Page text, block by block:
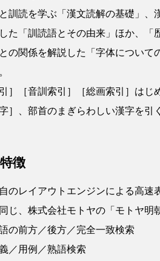
訓読を学ぶ「漢文読解の基礎」
た「訓読語とその由来」ほか、
の関係を解説した「字体につい
引］［音訓索引］［総画索引］は
］、部首のまぎらわしい漢字を
徴
のレイアウトエンジンによる高速
じ、株式会社モトヤの「モトヤ明
の前方／後方／完全一致検索
／用例／熟語検索